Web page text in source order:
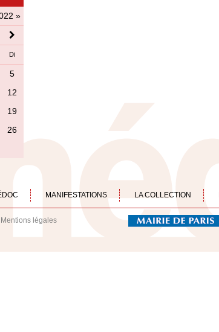
»
Di
5
12
19
26
MANIFESTATIONS LA COLLECTION
Mentions légales